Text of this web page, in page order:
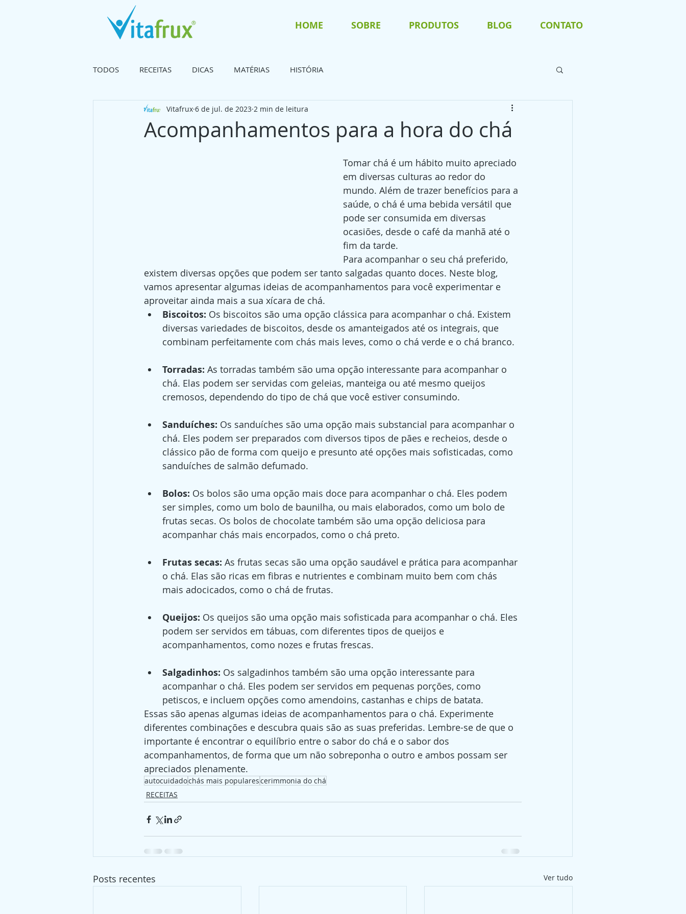
HOME SOBRE PRODUTOS BLOG CONTATO
TODOS RECEITAS DICAS MATÉRIAS HISTÓRIA
Acompanhamentos para a hora do chá
Vitafrux 6 de jul. de 2023 2 min de leitura
Tomar chá é um hábito muito apreciado
em diversas culturas ao redor do
mundo. Além de trazer benefícios para a
saúde, o chá é uma bebida versátil que
pode ser consumida em diversas
ocasiões, desde o café da manhã até o
fim da tarde.
Para acompanhar o seu chá preferido,
existem diversas opções que podem ser tanto salgadas quanto doces. Neste blog,
vamos apresentar algumas ideias de acompanhamentos para você experimentar e
aproveitar ainda mais a sua xícara de chá.
Biscoitos: Os biscoitos são uma opção clássica para acompanhar o chá. Existem
diversas variedades de biscoitos, desde os amanteigados até os integrais, que
combinam perfeitamente com chás mais leves, como o chá verde e o chá branco.
Torradas: As torradas também são uma opção interessante para acompanhar o
chá. Elas podem ser servidas com geleias, manteiga ou até mesmo queijos
cremosos, dependendo do tipo de chá que você estiver consumindo.
Sanduíches: Os sanduíches são uma opção mais substancial para acompanhar o
chá. Eles podem ser preparados com diversos tipos de pães e recheios, desde o
clássico pão de forma com queijo e presunto até opções mais sofisticadas, como
sanduíches de salmão defumado.
Bolos: Os bolos são uma opção mais doce para acompanhar o chá. Eles podem
ser simples, como um bolo de baunilha, ou mais elaborados, como um bolo de
frutas secas. Os bolos de chocolate também são uma opção deliciosa para
acompanhar chás mais encorpados, como o chá preto.
Frutas secas: As frutas secas são uma opção saudável e prática para acompanhar
o chá. Elas são ricas em fibras e nutrientes e combinam muito bem com chás
mais adocicados, como o chá de frutas.
Queijos: Os queijos são uma opção mais sofisticada para acompanhar o chá. Eles
podem ser servidos em tábuas, com diferentes tipos de queijos e
acompanhamentos, como nozes e frutas frescas.
Salgadinhos: Os salgadinhos também são uma opção interessante para
acompanhar o chá. Eles podem ser servidos em pequenas porções, como
petiscos, e incluem opções como amendoins, castanhas e chips de batata.
Essas são apenas algumas ideias de acompanhamentos para o chá. Experimente
diferentes combinações e descubra quais são as suas preferidas. Lembre-se de que o
importante é encontrar o equilíbrio entre o sabor do chá e o sabor dos
acompanhamentos, de forma que um não sobreponha o outro e ambos possam ser
apreciados plenamente.
autocuidadochás mais popularescerimmonia do chá
RECEITAS
Posts recentes Ver tudo